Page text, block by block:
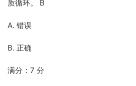
质循环。 B
A. 错误
B. 正确
满分：7 分